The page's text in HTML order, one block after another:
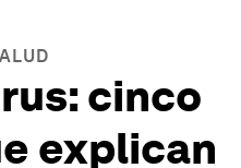
cinco
explican